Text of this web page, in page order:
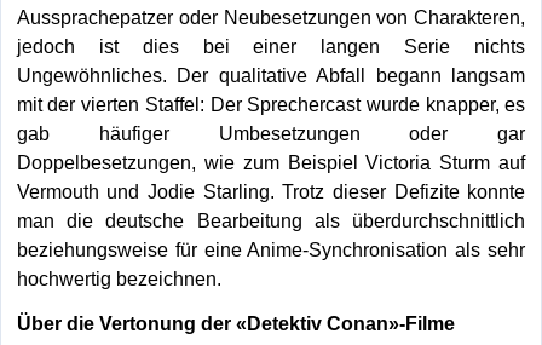
Aussprachepatzer oder Neubesetzungen von Charakteren,
jedoch ist dies bei einer langen Serie nichts
Ungewöhnliches. Der qualitative Abfall begann langsam
mit der vierten Staffel: Der Sprechercast wurde knapper, es
gab häufiger Umbesetzungen oder gar
Doppelbesetzungen, wie zum Beispiel Victoria Sturm auf
Vermouth und Jodie Starling. Trotz dieser Defizite konnte
man die deutsche Bearbeitung als überdurchschnittlich
beziehungsweise für eine Anime-Synchronisation als sehr
hochwertig bezeichnen.
Über die Vertonung der «Detektiv Conan»-Filme